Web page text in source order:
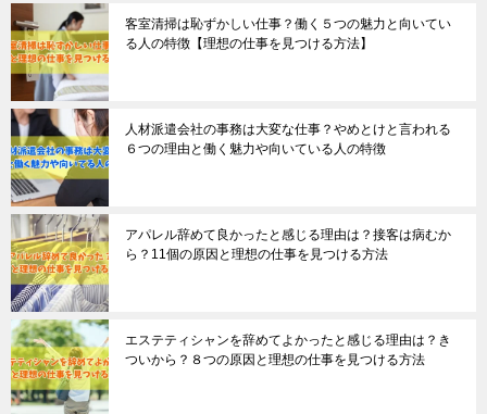
客室清掃は恥ずかしい仕事？働く５つの魅力と向いてい
る人の特徴【理想の仕事を見つける方法】
人材派遣会社の事務は大変な仕事？やめとけと言われる
６つの理由と働く魅力や向いている人の特徴
アパレル辞めて良かったと感じる理由は？接客は病むか
ら？11個の原因と理想の仕事を見つける方法
エステティシャンを辞めてよかったと感じる理由は？き
ついから？８つの原因と理想の仕事を見つける方法